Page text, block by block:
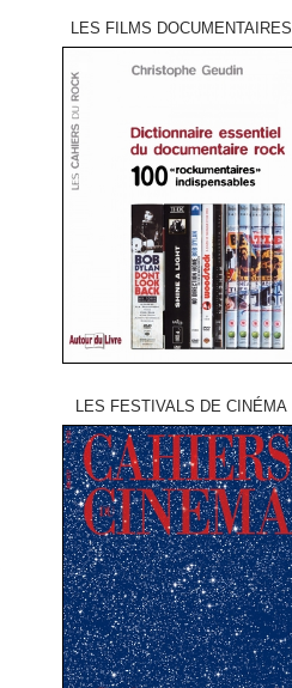
LES FILMS DOCUMENTAIRES
LES FESTIVALS DE CINÉMA